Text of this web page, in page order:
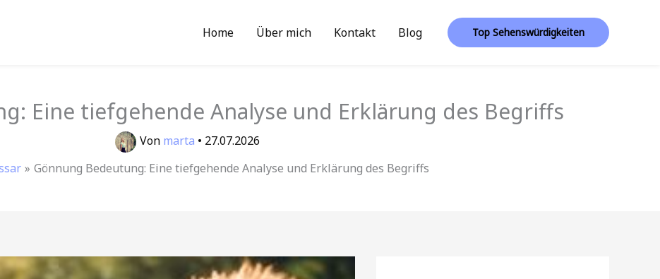
Home Über mich Kontakt Blog Top Sehenswürdigkeiten
Eine tiefgehende Analyse und Erklärung des Begriffs
Von marta • 27.07.2026
Gönnung Bedeutung: Eine tiefgehende Analyse und Erklärung des Begriffs